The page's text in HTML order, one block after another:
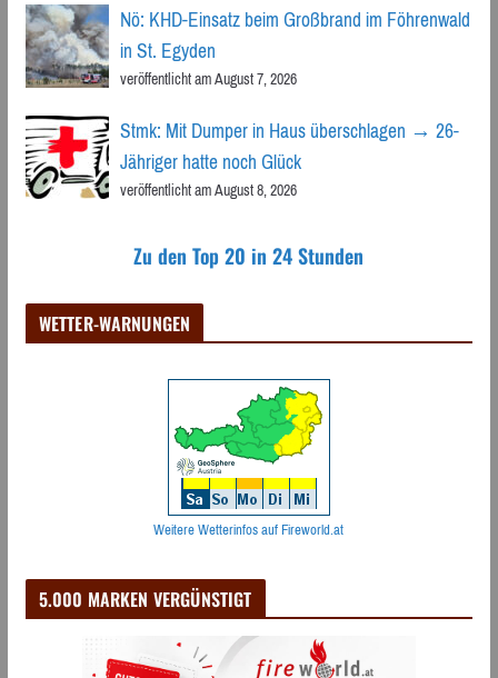
Nö: KHD-Einsatz beim Großbrand im Föhrenwald
in St. Egyden
veröffentlicht am August 7, 2026
Stmk: Mit Dumper in Haus überschlagen → 26-
Jähriger hatte noch Glück
veröffentlicht am August 8, 2026
Zu den Top 20 in 24 Stunden
WETTER-WARNUNGEN
Weitere Wetterinfos auf Fireworld.at
5.000 MARKEN VERGÜNSTIGT